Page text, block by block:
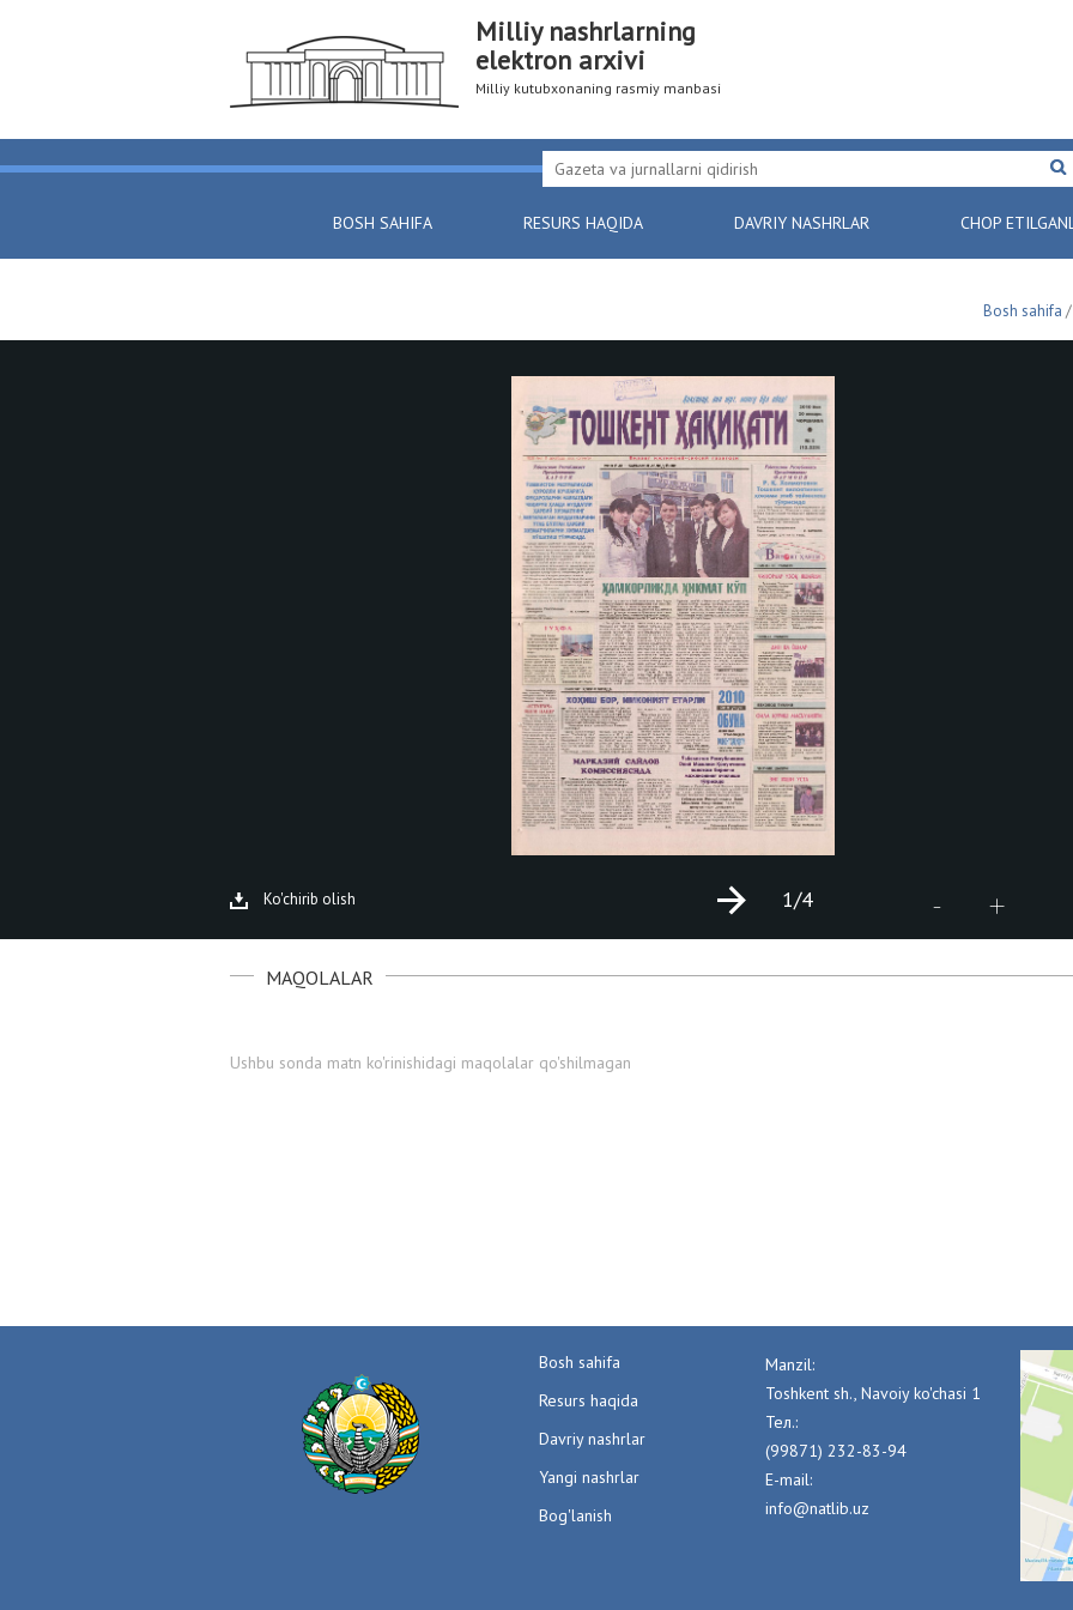
Milliy nashrlarning
elektron arxivi
Milliy kutubxonaning rasmiy manbasi
BOSH SAHIFA RESURS HAQIDA DAVRIY NASHRLAR CHOP
Bosh sahifa
Ko'chirib olish - +
1/4
MAQOLALAR
Ushbu sonda matn ko'rinishidagi maqolalar qo'shilmagan
Bosh sahifa
Resurs haqida
Davriy nashrlar
Yangi nashrlar
Bog'lanish
Manzil:
Toshkent sh., Navoiy ko'chasi 1
Тел.:
(99871) 232-83-94
E-mail:
info@natlib.uz